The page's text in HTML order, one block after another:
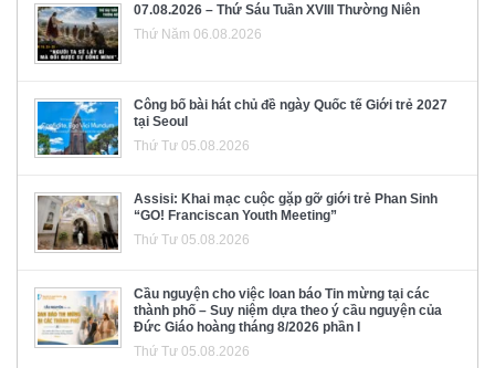
07.08.2026 – Thứ Sáu Tuần XVIII Thường Niên
Thứ Năm 06.08.2026
Công bố bài hát chủ đề ngày Quốc tế Giới trẻ 2027
tại Seoul
Thứ Tư 05.08.2026
Assisi: Khai mạc cuộc gặp gỡ giới trẻ Phan Sinh
“GO! Franciscan Youth Meeting”
Thứ Tư 05.08.2026
Cầu nguyện cho việc loan báo Tin mừng tại các
thành phố – Suy niệm dựa theo ý cầu nguyện của
Đức Giáo hoàng tháng 8/2026 phần I
Thứ Tư 05.08.2026